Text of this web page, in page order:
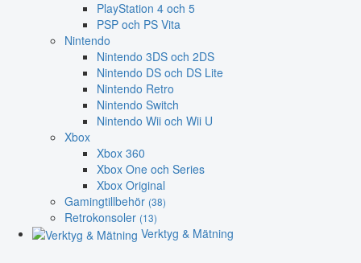
PlayStation 4 och 5
PSP och PS Vita
Nintendo
Nintendo 3DS och 2DS
Nintendo DS och DS Lite
Nintendo Retro
Nintendo Switch
Nintendo Wii och Wii U
Xbox
Xbox 360
Xbox One och Series
Xbox Original
Gamingtillbehör (38)
Retrokonsoler (13)
Verktyg & Mätning